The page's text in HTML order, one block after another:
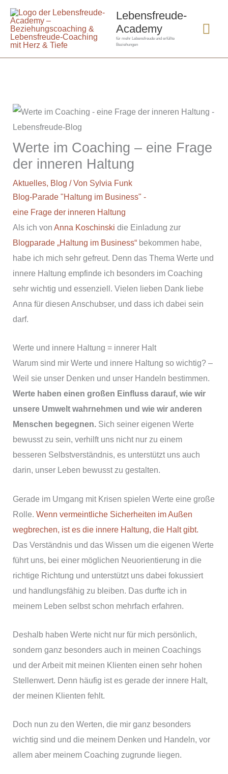
Zum
Inhalt
springen
Lebensfreude-
Academy
für mehr Lebensfreude und erfüllte
Beziehungen
Werte im Coaching – eine Frage
der inneren Haltung
Aktuelles, Blog / Von Sylvia Funk
Blog-Parade "Haltung im Business" -
eine Frage der inneren Haltung
Als ich vonAnna Koschinski die Einladung zur
Blogparade „Haltung im Business“ bekommen habe,
habe ich mich sehr gefreut. Denn das Thema Werte und
innere Haltung empfinde ich besonders im Coaching
sehr wichtig und essenziell. Vielen lieben Dank liebe
Anna für diesen Anschubser, und dass ich dabei sein
darf.
Werte und innere Haltung = innerer Halt
Warum sind mir Werte und innere Haltung so wichtig? –
Weil sie unser Denken und unser Handeln bestimmen.
Werte haben einen großen Einfluss darauf, wie wir
unsere Umwelt wahrnehmen und wie wir anderen
Menschen begegnen. Sich seiner eigenen Werte
bewusst zu sein, verhilft uns nicht nur zu einem
besseren Selbstverständnis, es unterstützt uns auch
darin, unser Leben bewusst zu gestalten.
Gerade im Umgang mit Krisen spielen Werte eine große
Rolle.Wenn vermeintliche Sicherheiten im Außen
wegbrechen, ist es die innere Haltung, die Halt gibt.
Das Verständnis und das Wissen um die eigenen Werte
führt uns, bei einer möglichen Neuorientierung in die
richtige Richtung und unterstützt uns dabei fokussiert
und handlungsfähig zu bleiben. Das durfte ich in
meinem Leben selbst schon mehrfach erfahren.
Deshalb haben Werte nicht nur für mich persönlich,
sondern ganz besonders auch in meinen Coachings
und der Arbeit mit meinen Klienten einen sehr hohen
Stellenwert. Denn häufig ist es gerade der innere Halt,
der meinen Klienten fehlt.
Doch nun zu den Werten, die mir ganz besonders
wichtig sind und die meinem Denken und Handeln, vor
allem aber meinem Coaching zugrunde liegen.